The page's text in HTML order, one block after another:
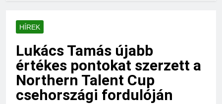
HÍREK
Lukács Tamás újabb
értékes pontokat szerzett a
Northern Talent Cup
csehországi fordulóján